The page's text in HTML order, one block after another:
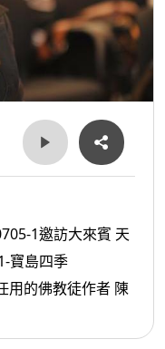
1邀訪大來賓 天
寶島四季
用的佛教徒作者 陳